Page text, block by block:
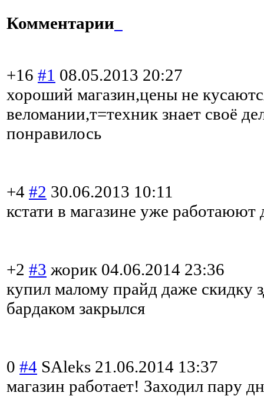
Комментарии
+16 #1 08.05.2013 20:27
хороший магазин,цены не
веломании,т=техник знает своё
понравилось
+4 #2 30.06.2013 10:11
кстати в магазине уже работаюют
+2 #3 жорик 04.06.2014 23:36
купил малому прайд даже скидку
бардаком закрылся
0 #4 SAleks 21.06.2014 13:37
магазин работает! Заходил пару